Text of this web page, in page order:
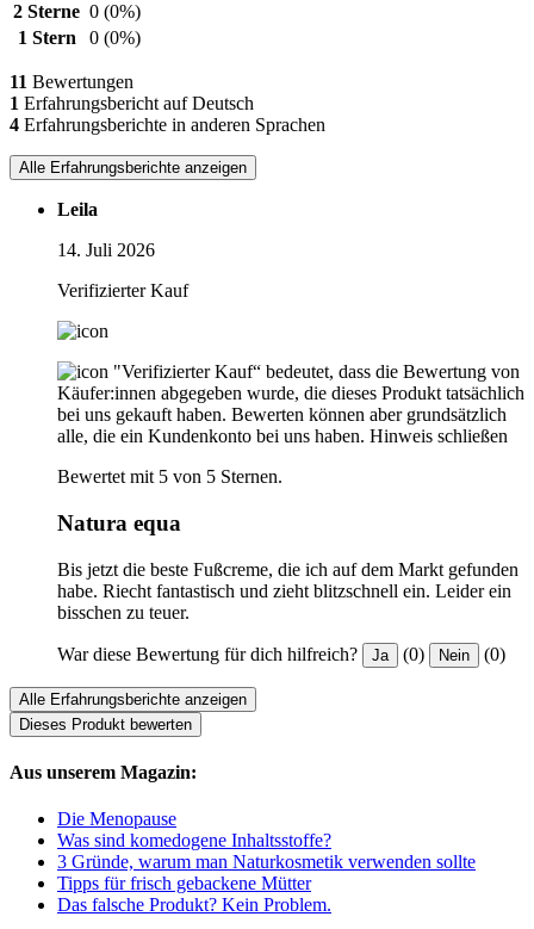
2 Sterne 0 (0%)
1 Stern
0 (0%)
11 Bewertungen
1 Erfahrungsbericht auf Deutsch
4 Erfahrungsberichte in anderen Sprachen
Alle Erfahrungsberichte anzeigen
Leila
14. Juli 2026
Verifizierter Kauf
"Verifizierter Kauf“ bedeutet, dass die Bewertung von
Käufer:innen abgegeben wurde, die dieses Produkt tatsächlich
bei uns gekauft haben. Bewerten können aber grundsätzlich
alle, die ein Kundenkonto bei uns haben. Hinweis schließen
Bewertet mit 5 von 5 Sternen.
Natura equa
Bis jetzt die beste Fußcreme, die ich auf dem Markt gefunden
habe. Riecht fantastisch und zieht blitzschnell ein. Leider ein
bisschen zu teuer.
War diese Bewertung für dich hilfreich? Ja (0) Nein (0)
Alle Erfahrungsberichte anzeigen
Dieses Produkt bewerten
Aus unserem Magazin:
Die Menopause
Was sind komedogene Inhaltsstoffe?
3 Gründe, warum man Naturkosmetik verwenden sollte
Tipps für frisch gebackene Mütter
Das falsche Produkt? Kein Problem.